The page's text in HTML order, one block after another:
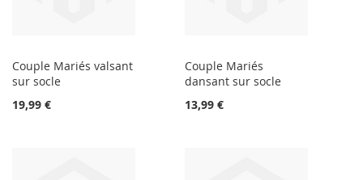
Couple Mariés valsant
sur socle
19,99 €
Couple Mariés
dansant sur socle
13,99 €